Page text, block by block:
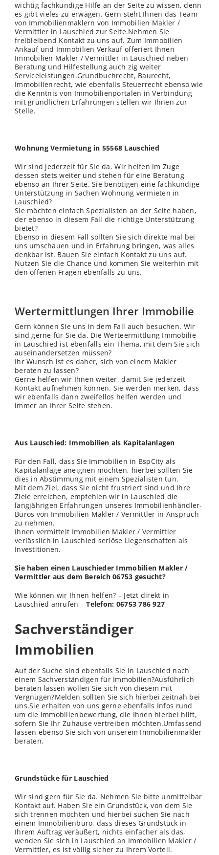
wichtig fachkundige Hilfe an der Seite zu wissen, denn
es gibt vieles zu erwägen. Gern steht Ihnen das Team
von Immobilienmaklern von Immobilien Makler /
Vermittler in Lauschied zur Seite.Nehmen Sie
freibleibend Kontakt zu uns auf. Zum Immobilien
Ankauf und Immobilien Verkauf offeriert Ihnen
Immobilien Makler / Vermittler in Lauschied neben
Beratung und Hilfestellung auch zig weiter
Serviceleistungen.Grundbuchrecht, Baurecht,
Immobilienrecht, wie ebenfalls Steuerrecht ebenso wie
die Kenntnis von Immobilienportalen in Verbindung
mit gründlichen Erfahrungen stellen wir Ihnen zur
Stelle.
Wohnung Vermietung in 55568 Lauschied
Wir sind jederzeit für Sie da. Wir helfen im Zuge
dessen stets weiter und stehen für eine Beratung
ebenso an Ihrer Seite. Sie benötigen eine fachkundige
Unterstützung in Sachen Wohnung vermieten in
Lauschied?
Sie möchten einfach Spezialisten an der Seite haben,
der ebenso in diesem Fall die richtige Unterstützung
bietet?
Ebenso in diesem Fall sollten Sie sich direkte mal bei
uns umschauen und in Erfahrung bringen, was alles
denkbar ist. Bauen Sie einfach Kontakt zu uns auf.
Nutzen Sie die Chance und kommen Sie weiterhin mit
den offenen Fragen ebenfalls zu uns.
Wertermittlungen Ihrer Immobilie
Gern können Sie uns in dem Fall auch besuchen. Wir
sind gerne für Sie da. Die Werteermittlung Immobilie
in Lauschied ist ebenfalls ein Thema, mit dem Sie sich
auseinandersetzen müssen?
Ihr Wunsch ist es daher, sich von einem Makler
beraten zu lassen?
Gerne helfen wir Ihnen weiter, damit Sie jederzeit
Kontakt aufnehmen können. Sie werden merken, dass
wir ebenfalls dann zweifellos helfen werden und
immer an Ihrer Seite stehen.
Aus Lauschied: Immobilien als Kapitalanlagen
Für den Fall, dass Sie Immobilien in BspCity als
Kapitalanlage aneignen möchten, hierbei sollten Sie
dies in Abstimmung mit einem Spezialisten tun.
Mit dem Ziel, dass Sie nicht frustriert sind und Ihre
Ziele erreichen, empfehlen wir in Lauschied die
langjährigen Erfahrungen unseres Immobilienhändler-
Büros von Immobilien Makler / Vermittler in Anspruch
zu nehmen.
Ihnen vermittelt Immobilien Makler / Vermittler
verlässlich in Lauschied seriöse Liegenschaften als
Investitionen.
Sie haben einen Lauschieder Immobilien Makler /
Vermittler aus dem Bereich 06753 gesucht?
Wie können wir Ihnen helfen? – Jetzt direkt in
Lauschied anrufen –Telefon: 06753 786 927
Sachverständiger
Immobilien
Auf der Suche sind ebenfalls Sie in Lauschied nach
einem Sachverständigen für Immobilien?Ausführlich
beraten lassen wollen Sie sich von diesem mit
Vergnügen?Melden sollten Sie sich hierbei zeitnah bei
uns.Sie erhalten von uns gerne ebenfalls Infos rund
um die Immobilienbewertung, die Ihnen hierbei hilft,
sofern Sie Ihr Zuhause vertreiben möchten.Umfassend
lassen ebenso Sie sich von unserem Immobilienmakler
beraten.
Grundstücke für Lauschied
Wir sind gern für Sie da. Nehmen Sie bitte unmittelbar
Kontakt auf. Haben Sie ein Grundstück, von dem Sie
sich trennen möchten und hierbei suchen Sie nach
einem Immobilienbüro, dass dieses Grundstück in
Ihrem Auftrag veräußert, nichts einfacher als das,
wenden Sie sich in Lauschied an Immobilien Makler /
Vermittler, es ist völlig sicher zu Ihrem Vorteil.